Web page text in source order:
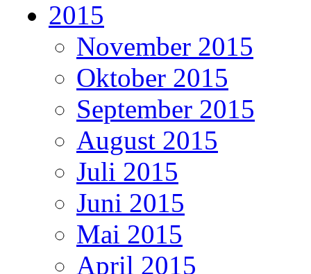
2015
November 2015
Oktober 2015
September 2015
August 2015
Juli 2015
Juni 2015
Mai 2015
April 2015